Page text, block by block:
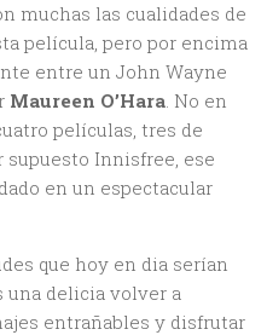
muchas las cualidades de
película, pero por encima
entre un John Wayne
Maureen O’Hara. No en
películas, tres de
supuesto Innisfree, ese
en un espectacular
que hoy en dia serían
delicia volver a
entrañables y disfrutar